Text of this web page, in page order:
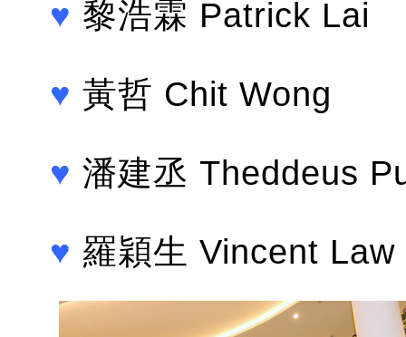
♥ 黎浩霖 Patrick Lai
♥ 黃哲 Chit Wong
♥ 潘建丞 Theddeus
♥ 羅穎生 Vincent Law